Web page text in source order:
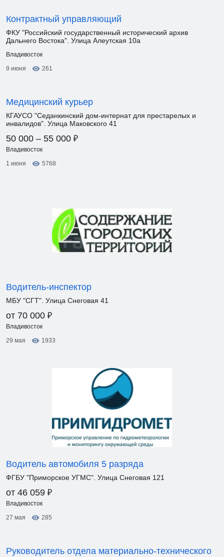
Контрактный управляющий
ФКУ "Российский государственный исторический архив
Дальнего Востока". Улица Алеутская 10а
Владивосток
9 июня
261
Медицинский курьер
КГАУСО "Седанкинский дом-интернат для престарелых и
инвалидов". Улица Маковского 41
50 000 – 55 000 ₽
Владивосток
1 июня
5768
Водитель-инспектор
МБУ "СГТ". Улица Снеговая 41
от 70 000 ₽
Владивосток
29 мая
1933
Водитель автомобиля 5 разряда
ФГБУ "Приморское УГМС". Улица Снеговая 121
от 46 059 ₽
Владивосток
27 мая
285
Руководитель отдела материально-технического